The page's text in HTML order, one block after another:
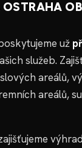
už
služeb.
areálů,
areálů,